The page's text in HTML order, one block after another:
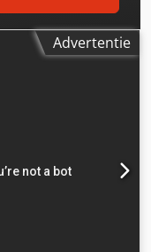
Advertentie